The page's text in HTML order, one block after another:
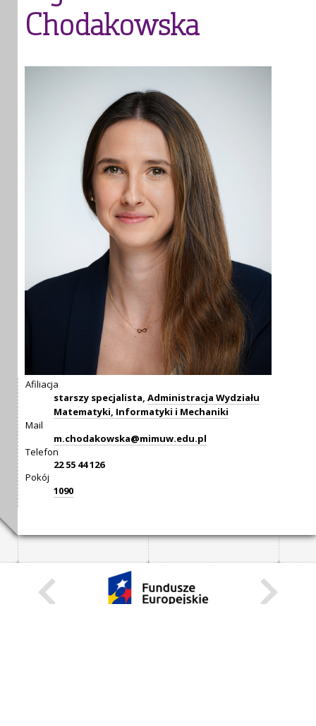
Chodakowska
Afiliacja
starszy specjalista, Administracja Wydziału
Matematyki, Informatyki i Mechaniki
Mail
m.chodakowska@mimuw.edu.pl
Telefon
22 55 44 126
Pokój
1090